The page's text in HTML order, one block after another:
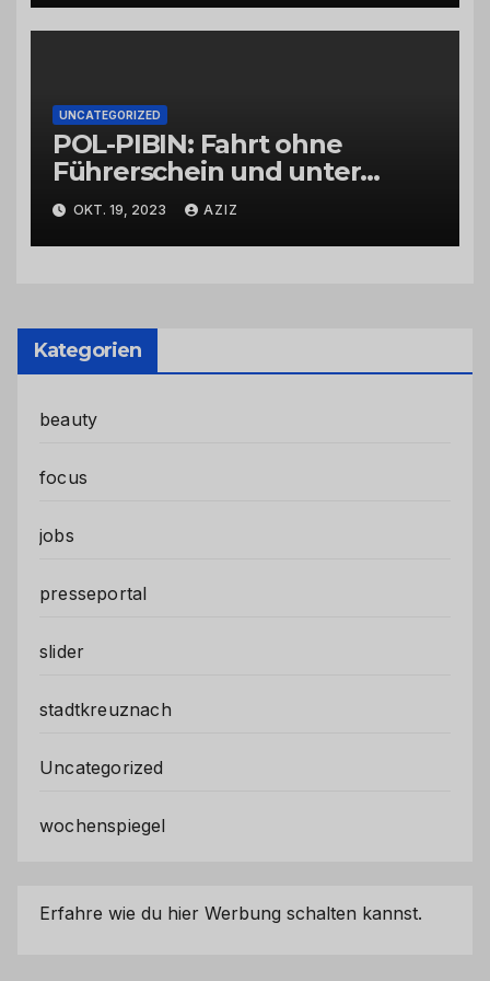
UNCATEGORIZED
POL-PIBIN: Fahrt ohne
Führerschein und unter
Einfluss von Drogen
OKT. 19, 2023 AZIZ
Kategorien
beauty
focus
jobs
presseportal
slider
stadtkreuznach
Uncategorized
wochenspiegel
Erfahre wie du hier Werbung schalten kannst.